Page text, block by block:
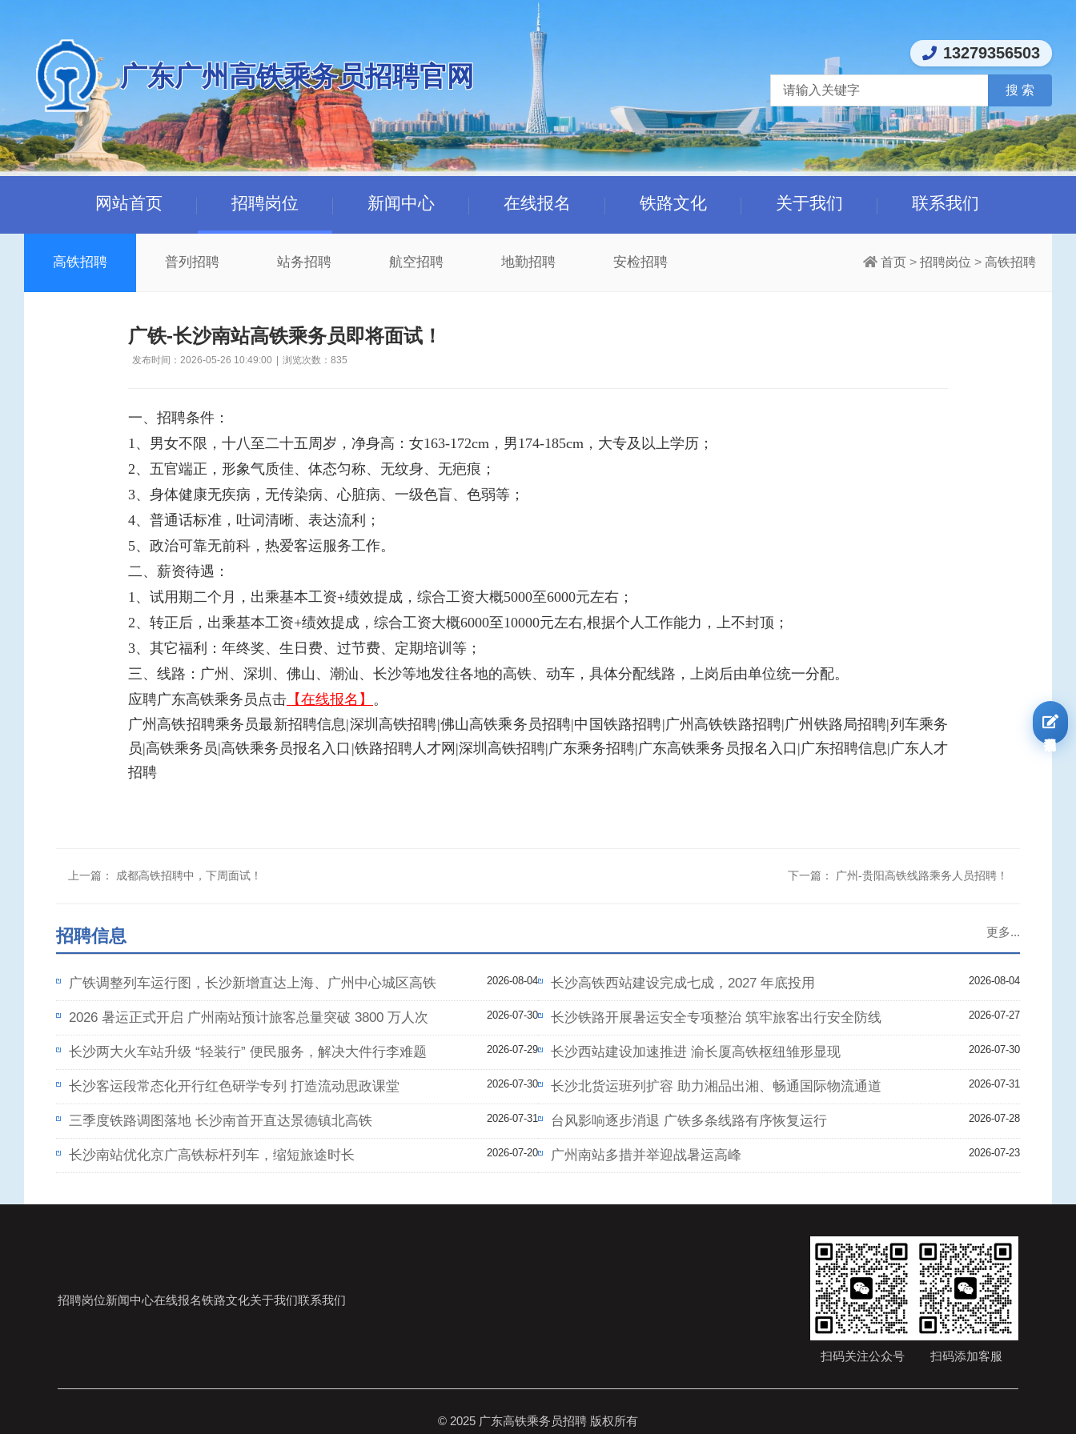
广东广州高铁乘务员招聘官网
13279356503
网站首页 招聘岗位 新闻中心 在线报名 铁路文化 关于我们 联系我们
高铁招聘 普列招聘 站务招聘 航空招聘 地勤招聘 安检招聘 首页 >招聘岗位 >高铁招聘
广铁-长沙南站高铁乘务员即将面试！
发布时间：2026-05-26 10:49:00 浏览次数： 835
一、招聘条件：
1、男女不限，十八至二十五周岁，净身高：女163-172cm，男174-185cm，大专及以上学历；
2、五官端正，形象气质佳、体态匀称、无纹身、无疤痕；
3、身体健康无疾病，无传染病、心脏病、一级色盲、色弱等；
4、普通话标准，吐词清晰、表达流利；
5、政治可靠无前科，热爱客运服务工作。
二、薪资待遇：
1、试用期二个月，出乘基本工资+绩效提成，综合工资大概5000至6000元左右；
2、转正后，出乘基本工资+绩效提成，综合工资大概6000至10000元左右,根据个人工作能力，上不封顶；
3、其它福利：年终奖、生日费、过节费、定期培训等；
三、线路：广州、深圳、佛山、潮汕、长沙等地发往各地的高铁、动车，具体分配线路，上岗后由单位统一分配。
应聘广东高铁乘务员点击【在线报名】 。
广州高铁招聘乘务员最新招聘信息|深圳高铁招聘|佛山高铁乘务员招聘|中国铁路招聘|广州高铁铁路招聘|广州铁路局招聘|列车乘务
员|高铁乘务员|高铁乘务员报名入口|铁路招聘人才网|深圳高铁招聘|广东乘务招聘|广东高铁乘务员报名入口|广东招聘信息|广东人才
招聘
上一篇： 成都高铁招聘中，下周面试！ 下一篇： 广州-贵阳高铁线路乘务人员招聘！
更多...
招聘信息
广铁调整列车运行图，长沙新增直达上海、广州中心城区高铁 2026-08-04 长沙高铁西站建设完成七成，2027 年底投用 2026-08-04
2026 暑运正式开启 广州南站预计旅客总量突破 3800 万人次 2026-07-30 长沙铁路开展暑运安全专项整治 筑牢旅客出行安全防线 2026-07-27
长沙两大火车站升级 “轻装行” 便民服务，解决大件行李难题 2026-07-29 长沙西站建设加速推进 渝长厦高铁枢纽雏形显现 2026-07-30
长沙客运段常态化开行红色研学专列 打造流动思政课堂 2026-07-30 长沙北货运班列扩容 助力湘品出湘、畅通国际物流通道 2026-07-31
三季度铁路调图落地 长沙南首开直达景德镇北高铁 2026-07-31 台风影响逐步消退 广铁多条线路有序恢复运行 2026-07-28
长沙南站优化京广高铁标杆列车，缩短旅途时长 2026-07-20 广州南站多措并举迎战暑运高峰 2026-07-23
招聘岗位新闻中心在线报名铁路文化关于我们联系我们
扫码关注公众号 扫码添加客服
© 2025 广东高铁乘务员招聘 版权所有
我要报名